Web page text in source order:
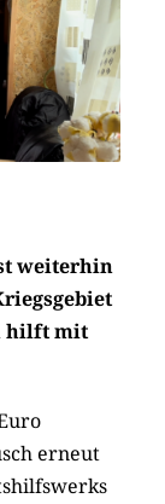
weiterhin
hilft mit
erneut